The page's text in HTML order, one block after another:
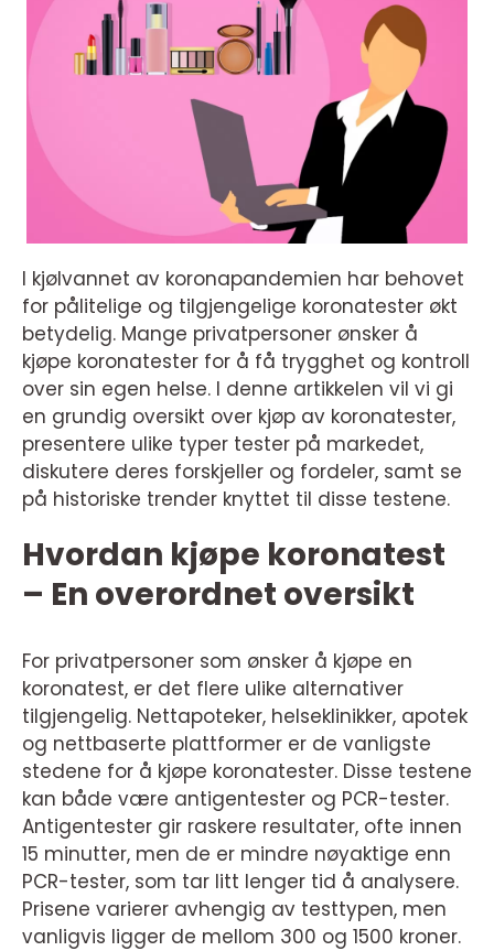
I kjølvannet av koronapandemien har behovet
for pålitelige og tilgjengelige koronatester økt
betydelig. Mange privatpersoner ønsker å
kjøpe koronatester for å få trygghet og kontroll
over sin egen helse. I denne artikkelen vil vi gi
en grundig oversikt over kjøp av koronatester,
presentere ulike typer tester på markedet,
diskutere deres forskjeller og fordeler, samt se
på historiske trender knyttet til disse testene.
Hvordan kjøpe koronatest
– En overordnet oversikt
For privatpersoner som ønsker å kjøpe en
koronatest, er det flere ulike alternativer
tilgjengelig. Nettapoteker, helseklinikker, apotek
og nettbaserte plattformer er de vanligste
stedene for å kjøpe koronatester. Disse testene
kan både være antigentester og PCR-tester.
Antigentester gir raskere resultater, ofte innen
15 minutter, men de er mindre nøyaktige enn
PCR-tester, som tar litt lenger tid å analysere.
Prisene varierer avhengig av testtypen, men
vanligvis ligger de mellom 300 og 1500 kroner.